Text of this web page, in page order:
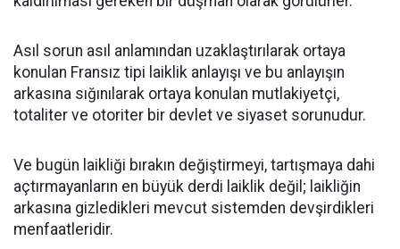
Asıl sorun asıl anlamından uzaklaştırılarak ortaya
konulan Fransız tipi laiklik anlayışı ve bu anlayışın
arkasına sığınılarak ortaya konulan mutlakiyetçi,
totaliter ve otoriter bir devlet ve siyaset sorunudur.
Ve bugün laikliği bırakın değiştirmeyi, tartışmaya dahi
açtırmayanların en büyük derdi laiklik değil; laikliğin
arkasına gizledikleri mevcut sistemden devşirdikleri
menfaatleridir.